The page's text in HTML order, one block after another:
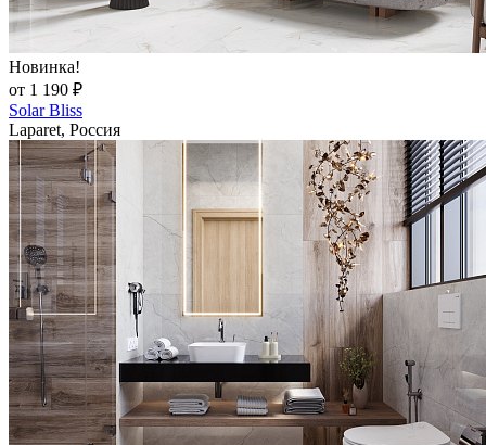
Новинка!
от 1 190 ₽
Solar Bliss
Laparet, Россия